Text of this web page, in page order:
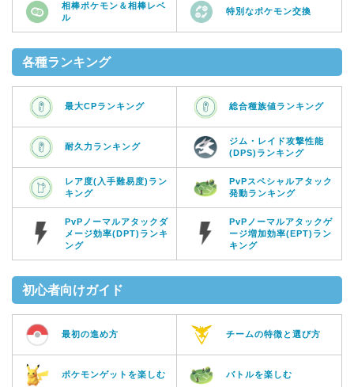
相棒ポケモン＆相棒レベ
ル
特別なポケモン交換
各種ランキング
最大CPランキング 総合種族値ランキング
耐久力ランキング
ジム・レイド攻撃性能
(DPS)ランキング
レア度(入手難易度)ラン
キング
PvPスペシャルアタック
発動ランキング
PvPノーマルアタックダ
メージ効率(DPT)ランキ
ング
PvPノーマルアタックゲ
ージ増加効率(EPT)ラン
キング
初心者向けガイド
最初の進め方 チームの特徴と選び方
ポケモンゲットを楽しむ バトルを楽しむ